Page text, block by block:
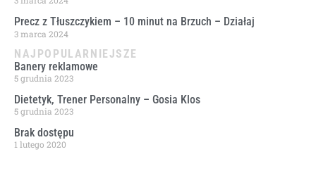
Precz z Tłuszczykiem – 10 minut na Brzuch – Działaj
3 marca 2024
NAJPOPULARNIEJSZE
Banery reklamowe
5 grudnia 2023
Dietetyk, Trener Personalny – Gosia Klos
5 grudnia 2023
Brak dostępu
1 lutego 2020